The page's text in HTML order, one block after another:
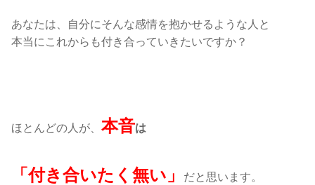
あなたは、自分にそんな感情を抱かせるような人と
本当にこれからも付き合っていきたいですか？
ほとんどの人が、 本音は
「付き合いたく無い」 だと思います。